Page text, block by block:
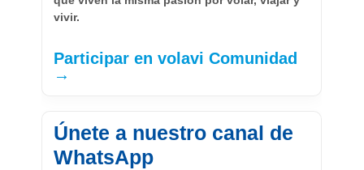
vivir.
Participar en volavi Comunidad
→
Únete a nuestro canal de
WhatsApp